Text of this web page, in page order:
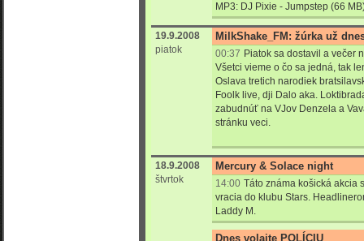
MP3: DJ Pixie - Jumpstep (66
19.9.2008
piatok
MilkShake_FM: žúrka už
00:37 Piatok sa dostavil a večer
Všetci vieme o čo sa jedná, tak
Oslava tretich narodiek
Foolk live, dji Dalo aka.
zabudnúť na VJov Denzela a
stránku veci.
18.9.2008
štvrtok
Mercury & Solace night
14:00 Táto známa košická akcia
vracia do klubu Stars.
Laddy M.
Dnes volajte POLÍCIU